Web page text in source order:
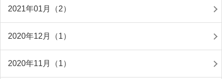
2021年01月（2）
2020年12月（1）
2020年11月（1）